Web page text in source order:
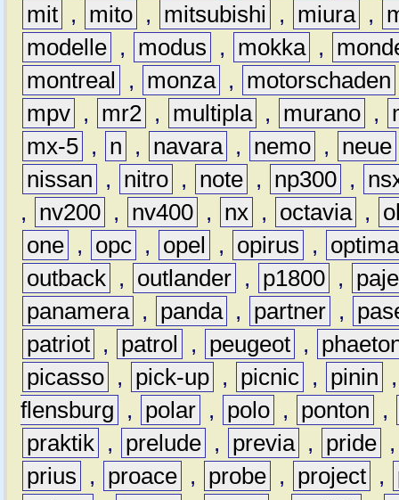
mit , mito , mitsubishi , miura ,
modelle , modus , mokka ,
montreal
, monza , motorschaden
mpv , mr2 , multipla , murano ,
mx-5 , n , navara , nemo , neue
nissan
, nitro , note , np300 ,
,
nv200 , nv400 , nx , octavia ,
one , opc , opel , opirus ,
optima
outback , outlander , p1800 ,
panamera , panda , partner ,
patriot , patrol , peugeot ,
picasso , pick-up , picnic , pinin
flensburg
, polar , polo , ponton
,
praktik , prelude , previa , pride
prius
, proace , probe , project ,